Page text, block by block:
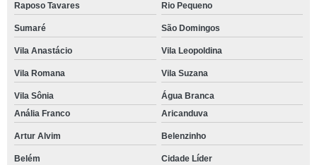
Raposo Tavares Rio Pequeno
Sumaré São Domingos
Vila Anastácio Vila Leopoldina
Vila Romana Vila Suzana
Vila Sônia
Água Branca
Anália Franco
Aricanduva
Artur Alvim Belenzinho
Belém Cidade Líder